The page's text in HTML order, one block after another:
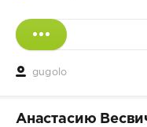
gugolo
Анастасию